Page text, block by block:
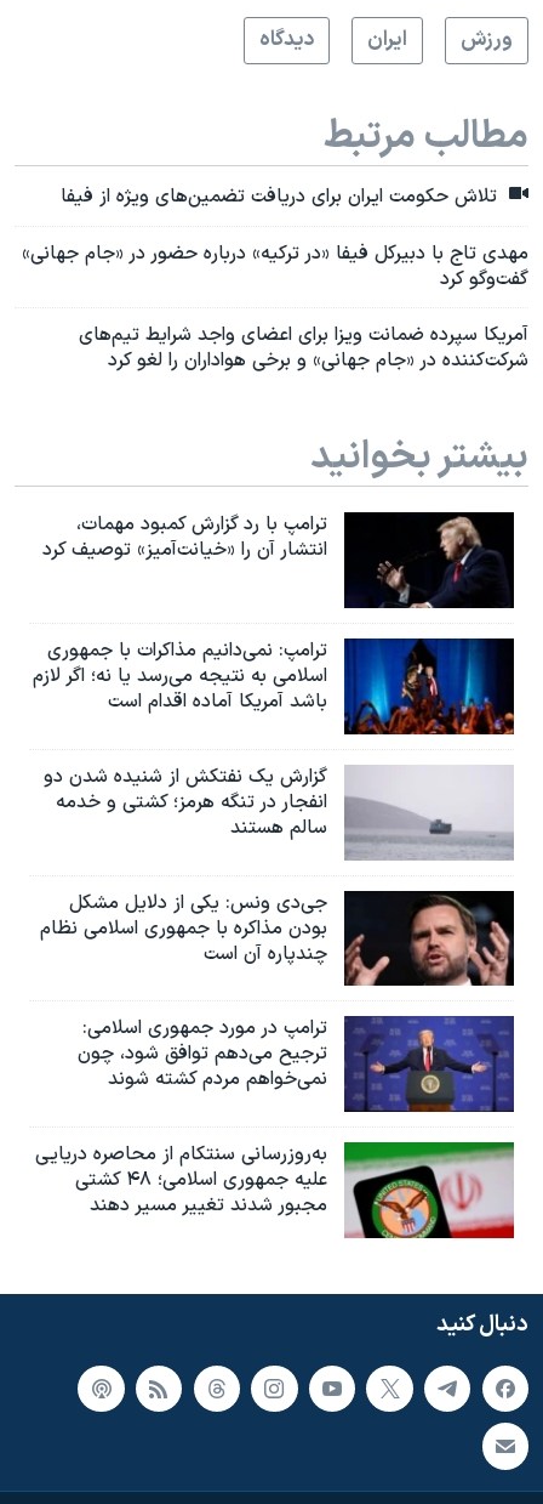
ورزش
ايران دیدگاه
مطالب مرتبط
تلاش حکومت ایران برای دریافت تضمین‌های ویژه از فیفا
مهدی تاج با دبیرکل فیفا «در ترکیه» درباره حضور در «جام جهانی»
گفت‌وگو کرد
آمریکا سپرده ضمانت ویزا برای اعضای واجد شرایط تیم‌های
شرکت‌کننده در «جام جهانی» و برخی هواداران را لغو کرد
بیشتر بخوانید
ترامپ با رد گزارش کمبود مهمات،
انتشار آن را «خیانت‌آمیز» توصیف کرد
ترامپ: نمی‌دانیم مذاکرات با جمهوری
اسلامی به نتیجه می‌رسد یا نه؛ اگر لازم
باشد آمریکا آماده اقدام است
گزارش یک نفتکش از شنیده شدن دو
انفجار در تنگه هرمز؛ کشتی و خدمه
سالم هستند
جی‌دی ونس: یکی از دلایل مشکل
بودن مذاکره با جمهوری اسلامی نظام
چندپاره آن است
ترامپ در مورد جمهوری اسلامی:
ترجیح می‌دهم توافق شود، چون
نمی‌خواهم مردم کشته شوند
به‌روزرسانی سنتکام از محاصره دریایی
علیه جمهوری اسلامی؛ ۴۸ کشتی
مجبور شدند تغییر مسیر دهند
دنبال کنید